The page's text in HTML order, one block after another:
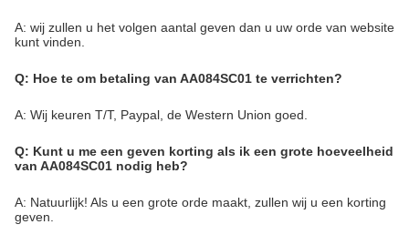
A: wij zullen u het volgen aantal geven dan u uw orde van website
kunt vinden.
Q: Hoe te om betaling van AA084SC01 te verrichten?
A: Wij keuren T/T, Paypal, de Western Union goed.
Q: Kunt u me een geven korting als ik een grote hoeveelheid
van AA084SC01 nodig heb?
A: Natuurlijk! Als u een grote orde maakt, zullen wij u een korting
geven.